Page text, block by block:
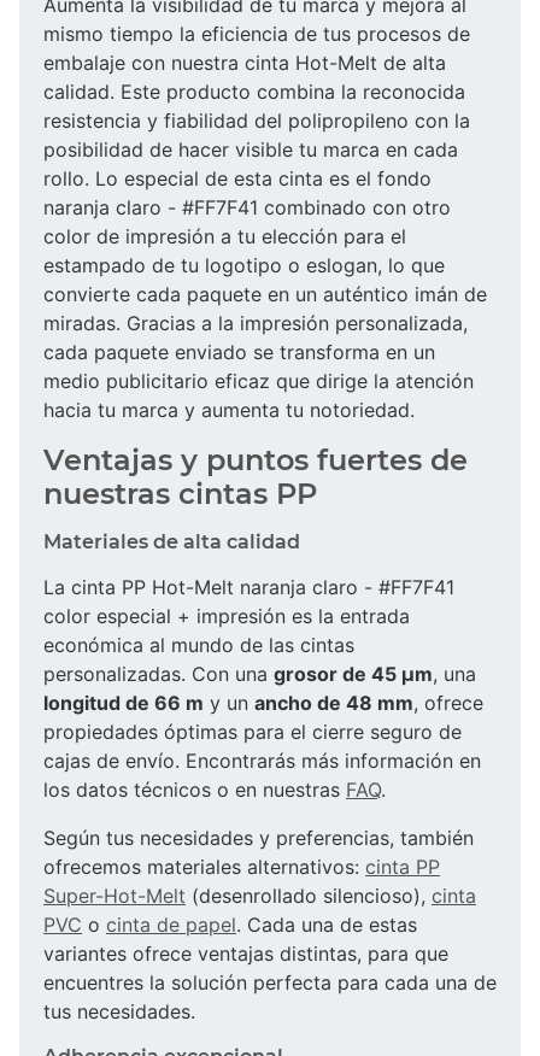
mismo tiempo la eficiencia de tus procesos de
embalaje con nuestra cinta Hot-Melt de alta
calidad. Este producto combina la reconocida
resistencia y fiabilidad del polipropileno con la
posibilidad de hacer visible tu marca en cada
rollo. Lo especial de esta cinta es el fondo
naranja claro - #FF7F41 combinado con otro
color de impresión a tu elección para el
estampado de tu logotipo o eslogan, lo que
convierte cada paquete en un auténtico imán de
miradas. Gracias a la impresión personalizada,
cada paquete enviado se transforma en un
medio publicitario eficaz que dirige la atención
hacia tu marca y aumenta tu notoriedad.
Ventajas y puntos fuertes de
nuestras cintas PP
Materiales de alta calidad
La cinta PP Hot-Melt naranja claro - #FF7F41
color especial + impresión es la entrada
económica al mundo de las cintas
personalizadas. Con una grosor de 45 µm, una
longitud de 66 m y un ancho de 48 mm, ofrece
propiedades óptimas para el cierre seguro de
cajas de envío. Encontrarás más información en
los datos técnicos o en nuestras FAQ.
Según tus necesidades y preferencias, también
ofrecemos materiales alternativos: cinta PP
Super-Hot-Melt (desenrollado silencioso), cinta
PVC o cinta de papel. Cada una de estas
variantes ofrece ventajas distintas, para que
encuentres la solución perfecta para cada una de
tus necesidades.